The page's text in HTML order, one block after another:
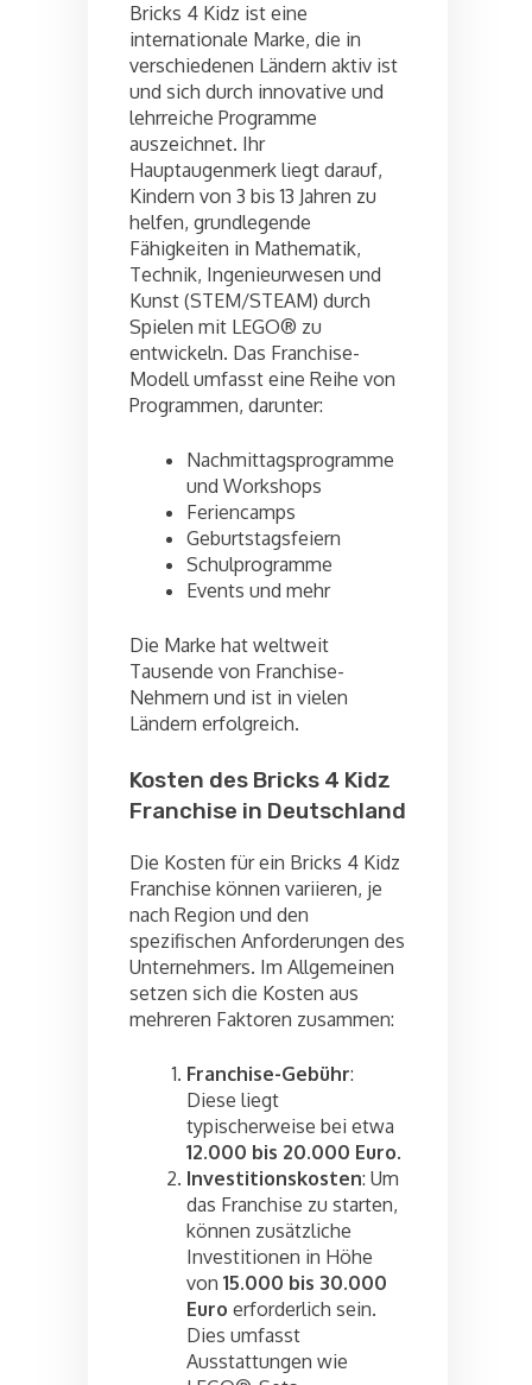
Bricks 4 Kidz ist eine
internationale Marke, die in
verschiedenen Ländern aktiv ist
und sich durch innovative und
lehrreiche Programme
auszeichnet. Ihr
Hauptaugenmerk liegt darauf,
Kindern von 3 bis 13 Jahren zu
helfen, grundlegende
Fähigkeiten in Mathematik,
Technik, Ingenieurwesen und
Kunst (STEM/STEAM) durch
Spielen mit LEGO® zu
entwickeln. Das Franchise-
Modell umfasst eine Reihe von
Programmen, darunter:
Nachmittagsprogramme
und Workshops
Feriencamps
Geburtstagsfeiern
Schulprogramme
Events und mehr
Die Marke hat weltweit
Tausende von Franchise-
Nehmern und ist in vielen
Ländern erfolgreich.
Kosten des Bricks 4 Kidz
Franchise in Deutschland
Die Kosten für ein Bricks 4 Kidz
Franchise können variieren, je
nach Region und den
spezifischen Anforderungen des
Unternehmers. Im Allgemeinen
setzen sich die Kosten aus
mehreren Faktoren zusammen:
Franchise-Gebühr:
Diese liegt
typischerweise bei etwa
12.000 bis 20.000 Euro.
Investitionskosten: Um
das Franchise zu starten,
können zusätzliche
Investitionen in Höhe
von 15.000 bis 30.000
Euro erforderlich sein.
Dies umfasst
Ausstattungen wie